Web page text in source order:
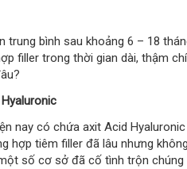
bình sau khoảng 6 – 18
filler trong thời gian dài, thậm
nay có chứa axit Acid
tiêm filler đã lâu nhưng
số cơ sở đã cố tình trộn